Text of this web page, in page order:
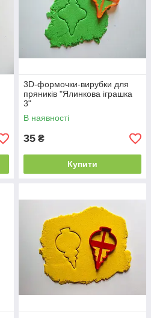
3D-формочки-вирубки для
пряників "Ялинкова іграшка
3"
В наявності
35 ₴
Купити